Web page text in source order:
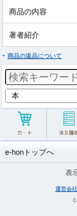
商品の内容
著者紹介
商品の返品について
e-honトップへ
表
運営会